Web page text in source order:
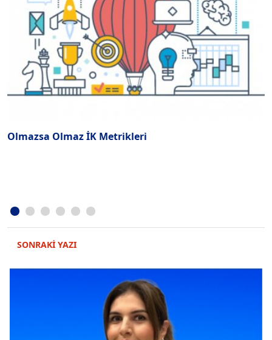
Olmazsa Olmaz İK Metrikleri
SONRAKİ YAZI